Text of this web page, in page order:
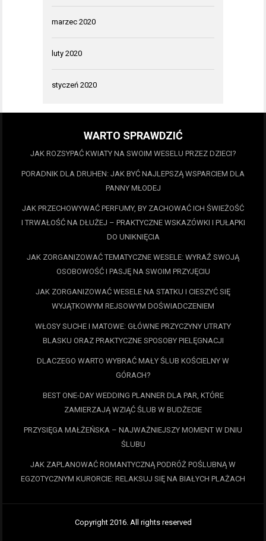
marzec 2020
luty 2020
styczeń 2020
WARTO SPRAWDZIĆ
JAK ROZSYPAĆ KWIATY NA SWOIM WESELU PRZEZ DZIECI?
PORADNIK DLA DRUHEN: JAK BYĆ NAJLEPSZĄ WSPARCIEM DLA
PANNY MŁODEJ
JAK PRZECHOWYWAĆ PERFUMY, BY ZACHOWAĆ ICH ŚWIEŻOŚĆ
I TRWAŁOŚĆ NA DŁUŻEJ – PRAKTYCZNE WSKAZÓWKI I PUŁAPKI
DO UNIKNIĘCIA
JAK ZORGANIZOWAĆ TEMATYCZNE WESELE: WYRAŹ SWOJĄ
OSOBOWOŚĆ I PASJĘ NA SWOIM PRZYJĘCIU
JAK ZORGANIZOWAĆ WESELE NA STATKU I CIESZYĆ SIĘ
WYJĄTKOWYM REJSOWYM DOŚWIADCZENIEM
WŁOSY SUCHE I MATOWE: GŁÓWNE PRZYCZYNY UTRATY
BLASKU ORAZ PRAKTYCZNE SPOSOBY PIELĘGNACJI
DLACZEGO WARTO WYBRAĆ MAŁY ŚLUB KOŚCIELNY W
GÓRACH?
BEST ONE-DAY WEDDING PLANNER DLA PAR, KTÓRE
ZAMIERZAJĄ WZIĄĆ ŚLUB W BUDŻECIE
PRZYSIĘGA MAŁŻEŃSKA – NAJWAŻNIEJSZY MOMENT W DNIU
ŚLUBU
JAK ZAPLANOWAĆ ROMANTYCZNĄ PODRÓŻ POŚLUBNĄ W
EGZOTYCZNYM KURORCIE: RELAKSUJ SIĘ NA BIAŁYCH PLAŻACH
Copyright 2016. All rights reserved